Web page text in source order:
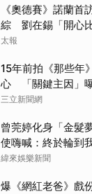
《奧德賽》諾蘭首
綜 劉在錫「開心
太報
15年前拍《那些年
心 「關鍵主因」
三立新聞網
曾莞婷化身「金
使嗨喊：終於輪到
緯來娛樂新聞
爆《網紅老爸》戲